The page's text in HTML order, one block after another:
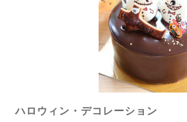
ハロウィン・デコレーション